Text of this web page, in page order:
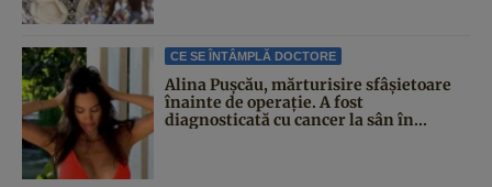
CE SE ÎNTÂMPLĂ DOCTORE
Alina Pușcău, mărturisire sfâșietoare
înainte de operație. A fost
diagnosticată cu cancer la sân în...